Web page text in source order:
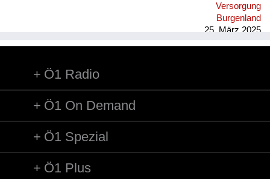
Versorgung
Burgenland
25. März 2025
Ö1 Radio
Ö1 On Demand
Ö1 Spezial
Ö1 Plus